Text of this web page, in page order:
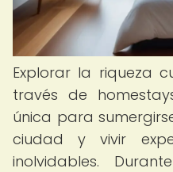
Explorar la riqueza
través de
única para
ciudad y vivir
inolvidables.